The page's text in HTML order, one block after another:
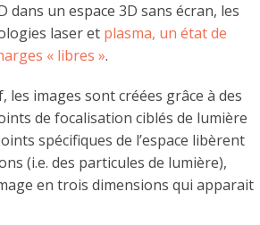
un espace 3D sans écran, les
laser et plasma, un état de
« libres ».
images sont créées grâce à des
de focalisation ciblés de lumière
spécifiques de l’espace libèrent
(i.e. des particules de lumière),
en trois dimensions qui apparait